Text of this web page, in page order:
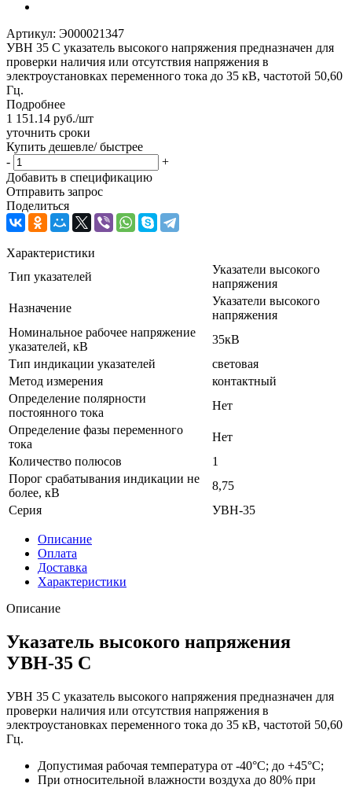
Артикул: Э000021347
УВН 35 С указатель высокого напряжения предназначен для
проверки наличия или отсутствия напряжения в
электроустановках переменного тока до 35 кВ, частотой 50,60
Гц.
Подробнее
1 151.14 руб./шт
уточнить сроки
Купить дешевле/ быстрее
-
+
Добавить в спецификацию
Отправить запрос
Поделиться
Характеристики
Тип указателей
Указатели высокого
напряжения
Назначение
Указатели высокого
напряжения
Номинальное рабочее напряжение
указателей, кВ
35кВ
Тип индикации указателей
световая
Метод измерения
контактный
Определение полярности
постоянного тока
Нет
Определение фазы переменного
тока
Нет
Количество полюсов
1
Порог срабатывания индикации не
более, кВ
8,75
Серия
УВН-35
Описание
Оплата
Доставка
Характеристики
Описание
Указатель высокого напряжения
УВН-35 С
УВН 35 С указатель высокого напряжения предназначен для
проверки наличия или отсутствия напряжения в
электроустановках переменного тока до 35 кВ, частотой 50,60
Гц.
Допустимая рабочая температура от -40°С; до +45°С;
При относительной влажности воздуха до 80% при